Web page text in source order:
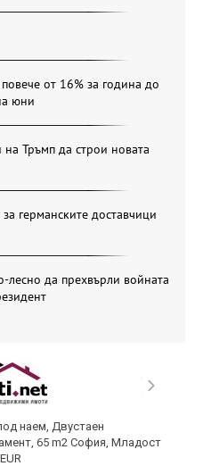
от 16% за година до
юни
Тръмп да строи новата
германските доставчици
да прехвърли войната
наем, Двустаен
65 m2 София, Младост